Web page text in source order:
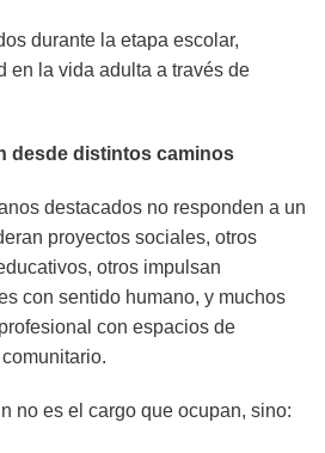
durante la etapa escolar,
en la vida adulta a través de
desde distintos caminos
destacados no responden a un
proyectos sociales, otros
otros impulsan
con sentido humano, y muchos
con espacios de
no es el cargo que ocupan, sino: